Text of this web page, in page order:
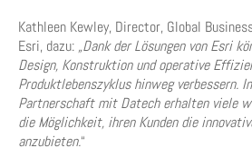
Kathleen Kewley, Director, Global
Esri, dazu: „Dank der Lösungen von Esri
Design, Konstruktion und operative
Produktlebenszyklus hinweg verbessern.
Partnerschaft mit Datech erhalten viele
die Möglichkeit, ihren Kunden die
anzubieten.“